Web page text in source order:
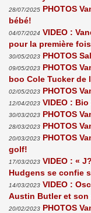
28/07/2025 PHOTOS
bébé!
04/07/2024 VIDEO :
pour la première
30/05/2023 PHOTOS
09/05/2023 PHOTOS
boo Cole Tucker de
02/05/2023 PHOTOS
12/04/2023 VIDEO :
30/03/2023 PHOTOS
28/03/2023 PHOTOS
20/03/2023 PHOTOS
golf!
17/03/2023 VIDEO : «
Hudgens se confie
14/03/2023 VIDEO :
Austin Butler et son
20/02/2023 PHOTOS